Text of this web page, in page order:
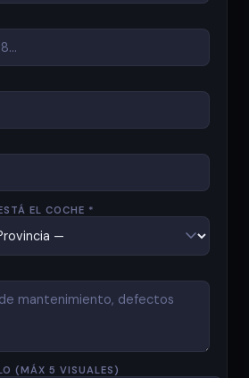
EL COCHE *
(MÁX 5 VISUALES)